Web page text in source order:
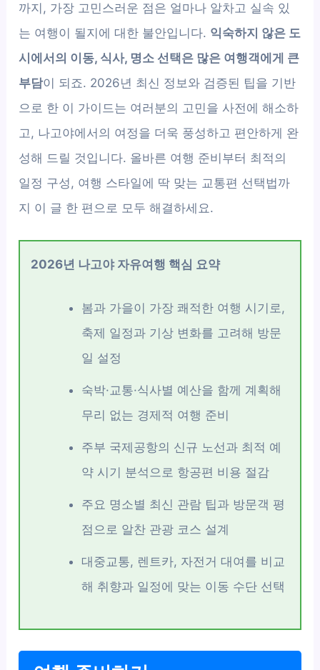
까지, 가장 고민스러운 점은 얼마나 알차고 실속 있
는 여행이 될지에 대한 불안입니다. 익숙하지 않은 도
시에서의 이동, 식사, 명소 선택은 많은 여행객에게 큰
부담이 되죠. 2026년 최신 정보와 검증된 팁을 기반
으로 한 이 가이드는 여러분의 고민을 사전에 해소하
고, 나고야에서의 여정을 더욱 풍성하고 편안하게 완
성해 드릴 것입니다. 올바른 여행 준비부터 최적의
일정 구성, 여행 스타일에 딱 맞는 교통편 선택법까
지 이 글 한 편으로 모두 해결하세요.
2026년 나고야 자유여행 핵심 요약
봄과 가을이 가장 쾌적한 여행 시기로,
축제 일정과 기상 변화를 고려해 방문
일 설정
숙박·교통·식사별 예산을 함께 계획해
무리 없는 경제적 여행 준비
주부 국제공항의 신규 노선과 최적 예
약 시기 분석으로 항공편 비용 절감
주요 명소별 최신 관람 팁과 방문객 평
점으로 알찬 관광 코스 설계
대중교통, 렌트카, 자전거 대여를 비교
해 취향과 일정에 맞는 이동 수단 선택